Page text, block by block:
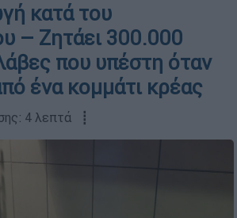
κατά του
– Ζητάει 300.000
που υπέστη όταν
ένα κομμάτι κρέας
4 λεπτά ┋